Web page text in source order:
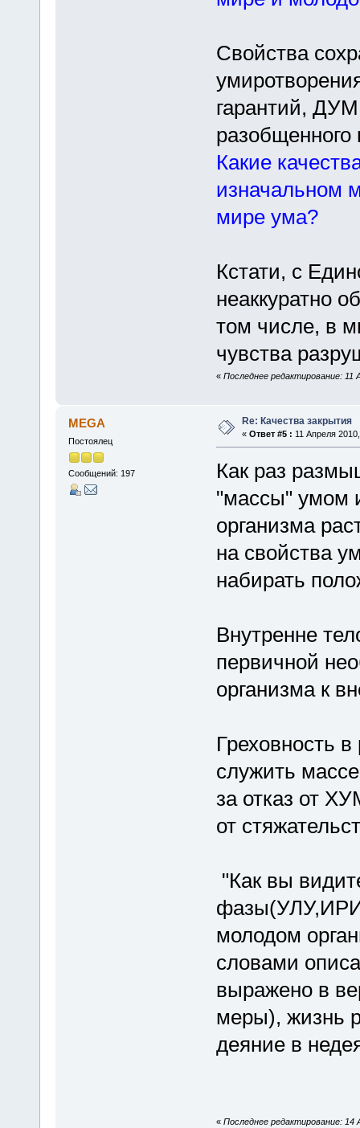
Свойства
гарантий,
разобщенного
Какие
изначальном
мире ума?
Кстати, с
неаккуратно
том числе, в
чувства
« Последнее редактирование: 11
MEGA
Постоялец
Сообщений: 197
Re: Качества закрытия
« Ответ #5 : 11 Апреля
Как раз
"массы" умом
организма
на свойства
набирать
Внутренне
первичной
организма к
Греховность в
служить
за отказ от
от
"Как вы
молодом
словами
выражено в
меры), жизнь
деяние в
« Последнее редактирование: 14